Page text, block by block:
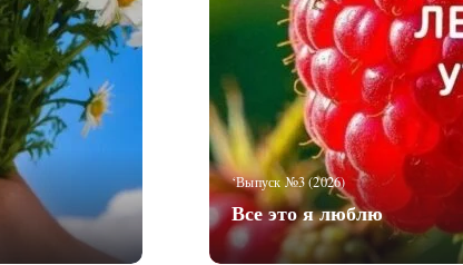
‘Выпуск №3 (2026)
Все это я люблю